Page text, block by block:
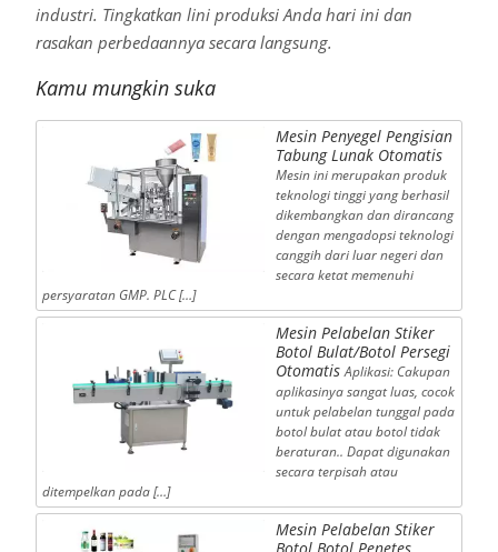
industri. Tingkatkan lini produksi Anda hari ini dan
rasakan perbedaannya secara langsung.
Kamu mungkin suka
Mesin Penyegel Pengisian
Tabung Lunak Otomatis
Mesin ini merupakan produk
teknologi tinggi yang berhasil
dikembangkan dan dirancang
dengan mengadopsi teknologi
canggih dari luar negeri dan
secara ketat memenuhi
persyaratan GMP. PLC […]
Mesin Pelabelan Stiker
Botol Bulat/Botol Persegi
Otomatis Aplikasi: Cakupan
aplikasinya sangat luas, cocok
untuk pelabelan tunggal pada
botol bulat atau botol tidak
beraturan.. Dapat digunakan
secara terpisah atau
ditempelkan pada […]
Mesin Pelabelan Stiker